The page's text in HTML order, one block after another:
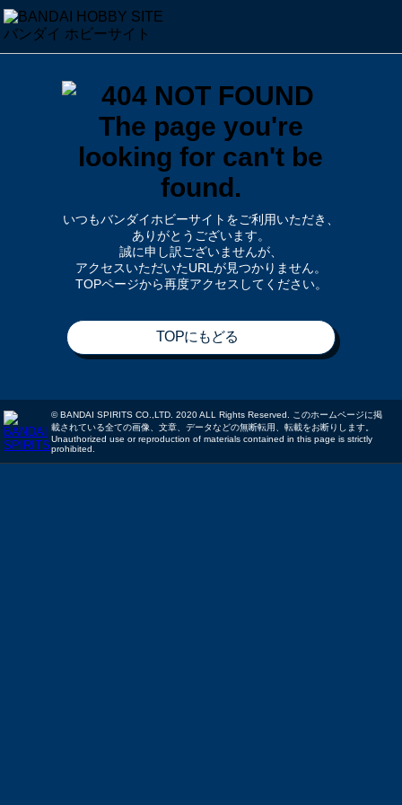
いつもバンダイホビーサイトをご利用いただき、
ありがとうございます。
誠に申し訳ございませんが、
アクセスいただいたURLが見つかりません。
TOPページから再度アクセスしてください。
TOPにもどる
© BANDAI SPIRITS CO.,LTD. 2020 ALL Rights Reserved. このホームページに掲
載されている全ての画像、文章、データなどの無断転用、転載をお断りします。
Unauthorized use or reproduction of materials contained in this page is strictly
prohibited.